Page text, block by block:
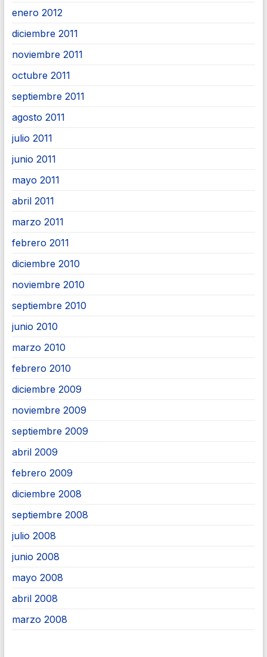
enero 2012
diciembre 2011
noviembre 2011
octubre 2011
septiembre 2011
agosto 2011
julio 2011
junio 2011
mayo 2011
abril 2011
marzo 2011
febrero 2011
diciembre 2010
noviembre 2010
septiembre 2010
junio 2010
marzo 2010
febrero 2010
diciembre 2009
noviembre 2009
septiembre 2009
abril 2009
febrero 2009
diciembre 2008
septiembre 2008
julio 2008
junio 2008
mayo 2008
abril 2008
marzo 2008